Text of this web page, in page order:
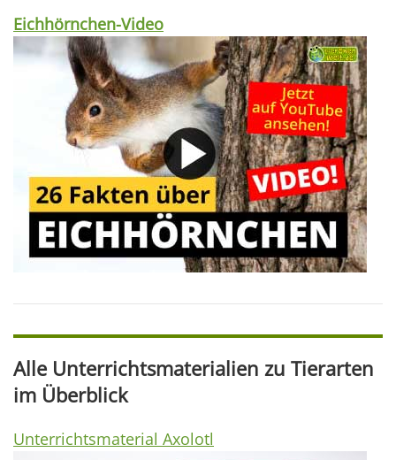
Eichhörnchen-Video
Alle Unterrichtsmaterialien zu Tierarten
im Überblick
Unterrichtsmaterial Axolotl